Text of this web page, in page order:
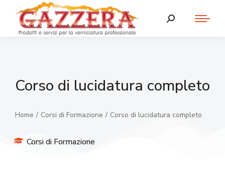
Corso di lucidatura completo
Tu sei qui:
Home Corsi di Formazione Corso di lucidatura completo
Corsi di Formazione